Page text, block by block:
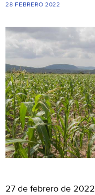
28 FEBRERO 2022
27 de febrero de 2022